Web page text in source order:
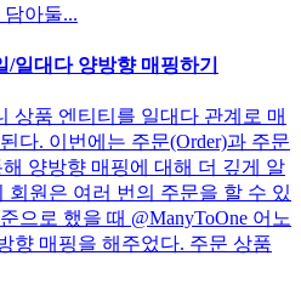
아둘...
일대다 양방향 매핑하기
상품 엔티티를 일대다 관계로 매
다. 이번에는 주문(Order)과 주문
양방향 매핑에 대해 더 깊게 알
회원은 여러 번의 주문을 할 수 있
으로 했을 때 @ManyToOne 어노
향 매핑을 해주었다. 주문 상품